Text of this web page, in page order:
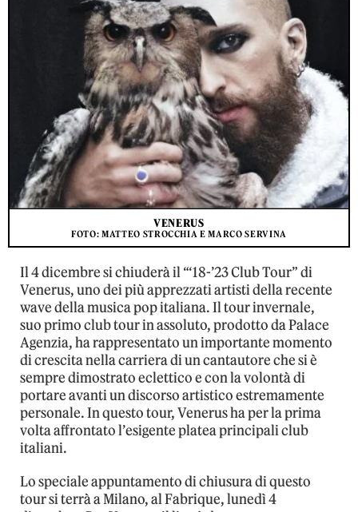
VENERUS
FOTO: MATTEO STROCCHIA E MARCO SERVINA
Il 4 dicembre si chiuderà il “‘18-’23 Club Tour” di
Venerus, uno dei più apprezzati artisti della recente
wave della musica pop italiana. Il tour invernale,
suo primo club tour in assoluto, prodotto da Palace
Agenzia, ha rappresentato un importante momento
di crescita nella carriera di un cantautore che si è
sempre dimostrato eclettico e con la volontà di
portare avanti un discorso artistico estremamente
personale. In questo tour, Venerus ha per la prima
volta affrontato l’esigente platea principali club
italiani.
Lo speciale appuntamento di chiusura di questo
tour si terrà a Milano, al Fabrique, lunedì 4